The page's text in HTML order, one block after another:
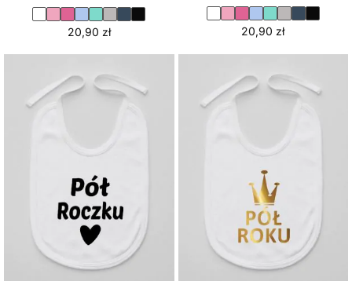
20,90 zł 20,90 zł